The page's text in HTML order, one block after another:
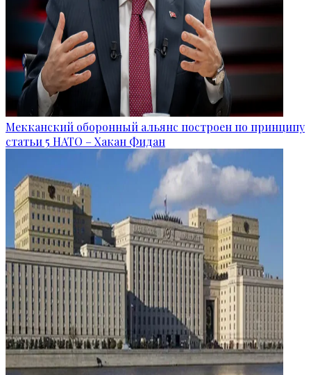
Мекканский оборонный альянс построен по принципу
статьи 5 НАТО – Хакан Фидан